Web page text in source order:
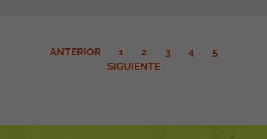
ANTERIOR 1 2 3 4
5
SIGUIENTE